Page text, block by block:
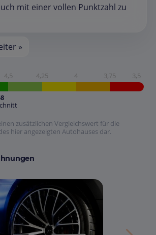
mit einer vollen Punktzahl zu
»
4,5 4,25 4 3,75 3,5
zusätzlichen Vergleichswert für die
hier angezeigten Autohauses dar.